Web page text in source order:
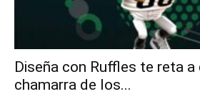
Diseña con Ruffles te reta a
chamarra de los...